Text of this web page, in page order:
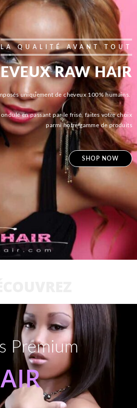
LA QUALITÉ AVANT TOUT
RAW HAIR
uniquement de cheveux 100% humains.
ondulé en passant par le frisé, faites votre choix
parmi notre gamme de produits
SHOP NOW
Premium